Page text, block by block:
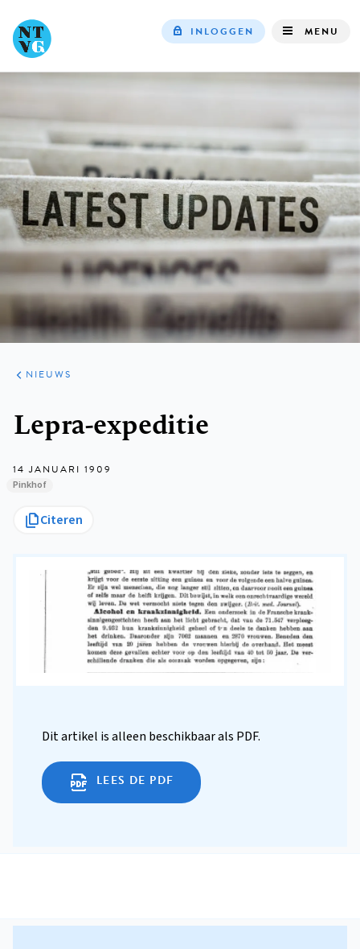
navigation
INLOGGEN MENU
ARTIKELEN
HET
KORT
NIEUWS
Lepra-expeditie
14 JANUARI 1909
Pinkhof
Citeren
Dit artikel is alleen beschikbaar als PDF.
LEES DE PDF